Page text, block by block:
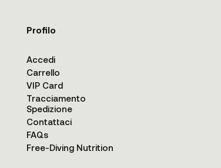
Profilo
Accedi
Carrello
VIP Card
Tracciamento
Spedizione
Contattaci
FAQs
Free-Diving Nutrition